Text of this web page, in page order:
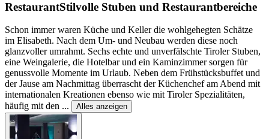
RestaurantStilvolle Stuben und Restaurantbereiche
Schon immer waren Küche und Keller die wohlgehegten Schätze
im Elisabeth. Nach dem Um- und Neubau werden diese noch
glanzvoller umrahmt. Sechs echte und unverfälschte Tiroler Stuben,
eine Weingalerie, die Hotelbar und ein Kaminzimmer sorgen für
genussvolle Momente im Urlaub. Neben dem Frühstücksbuffet und
der Jause am Nachmittag überrascht der Küchenchef am Abend mit
internationalen Kreationen ebenso wie mit Tiroler Spezialitäten,
häufig mit den ... Alles anzeigen